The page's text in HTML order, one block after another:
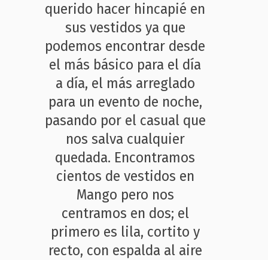
querido hacer hincapié en
sus vestidos ya que
podemos encontrar desde
el más básico para el día
a día, el más arreglado
para un evento de noche,
pasando por el casual que
nos salva cualquier
quedada. Encontramos
cientos de vestidos en
Mango pero nos
centramos en dos; el
primero es lila, cortito y
recto, con espalda al aire